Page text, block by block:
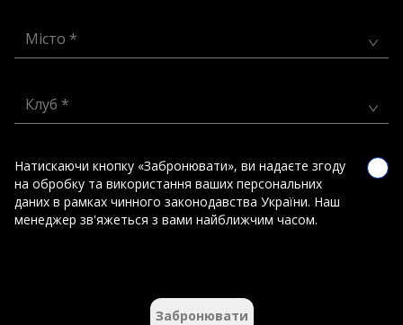
Місто *
Клуб *
Натискаючи кнопку «Забронювати», ви надаєте згоду
на обробку та використання ваших персональних
даних в рамках чинного законодавства України. Наш
менеджер зв'яжеться з вами найближчим часом.
Забронювати